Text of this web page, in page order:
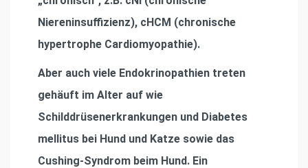
Niereninsuffizienz), cHCM (chronische
hypertrophe Cardiomyopathie).
Aber auch viele Endokrinopathien treten
gehäuft im Alter auf wie
Schilddrüsenerkrankungen und Diabetes
mellitus bei Hund und Katze sowie das
Cushing-Syndrom beim Hund. Ein